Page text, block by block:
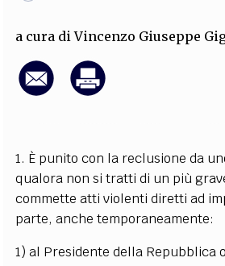
SOCIAL
a cura diVincenzo Giuseppe
1. È punito con la reclusione da
qualora non si tratti di un più
commette atti violenti diretti ad
parte, anche temporaneamente:
1) al Presidente della Repubblica